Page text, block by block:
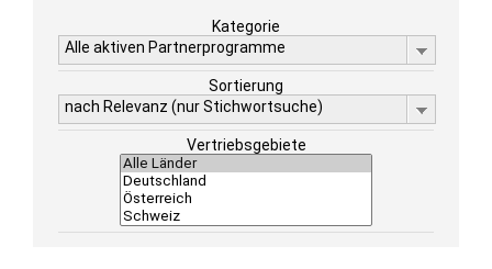
Kategorie
Alle aktiven Partnerprogramme
Sortierung
nach Relevanz (nur Stichwortsuche)
Vertriebsgebiete